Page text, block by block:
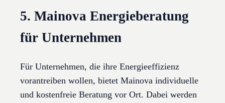
5. Mainova Energieberatung
für Unternehmen
Für Unternehmen, die ihre Energieeffizienz
vorantreiben wollen, bietet Mainova individuelle
und kostenfreie Beratung vor Ort. Dabei werden